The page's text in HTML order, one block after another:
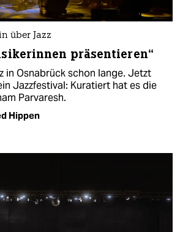
über Jazz
präsentieren“
in Osnabrück schon lange. Jetzt
Jazzfestival: Kuratiert hat es die
Parvaresh.
Hippen